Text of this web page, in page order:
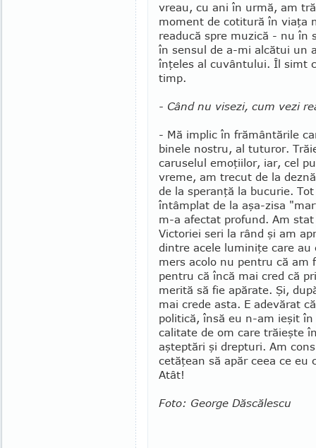
vreau, cu ani în urmă, am
moment de cotitură în viaţa
readucă spre muzică - nu în
în sensul de a-mi alcătui un
înţeles al cuvântului. Îl simt
timp.
- Când nu visezi, cum vezi
- Mă implic în frământările
binele nostru, al tuturor.
caruselul emoţiilor, iar, cel
vreme, am trecut de la
de la speranţă la bucurie.
întâmplat de la aşa-zisa
m-a afectat profund. Am stat
Victoriei seri la rând şi am
dintre acele luminiţe care au
mers acolo nu pentru că
pentru că încă mai cred că
merită să fie apărate. Şi,
mai crede asta. E adevărat
politică, însă eu n-am ieşit
calitate de om care trăieşte
aşteptări şi drepturi. Am
cetă­ţean să apăr ceea ce eu
Atât!
Foto: George Dăscălescu